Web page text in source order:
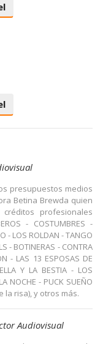
presupuestos medios
Betina Brewda quien
profesionales
- COSTUMBRES -
- LOS ROLDAN - TANGO
- BOTINERAS - CONTRA
- LAS 13 ESPOSAS DE
Y LA BESTIA - LOS
NOCHE - PUCK SUEÑO
la risa), y otros más.
Audiovisual